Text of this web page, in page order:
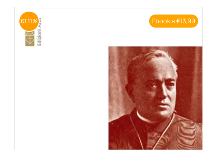
Ebook a €13,99
61.11%